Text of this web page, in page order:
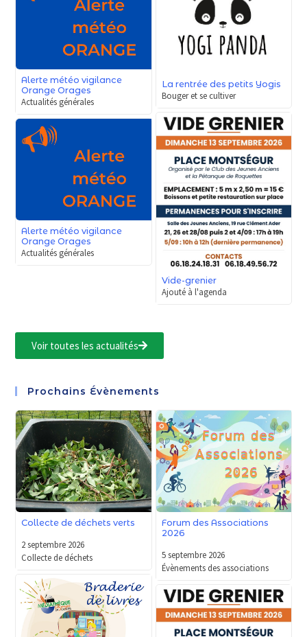
Alerte météo vigilance
Orange Orages
Actualités générales
La rentrée des petits Yogis
Bouger et se cultiver
Alerte météo vigilance
Orange Orages
Actualités générales
Vide-grenier
Ajouté à l'agenda
Voir toutes les actualités
Prochains Évènements
Collecte de déchets verts
2 septembre 2026
Collecte de déchets
Forum des Associations
2026
5 septembre 2026
Évènements des associations